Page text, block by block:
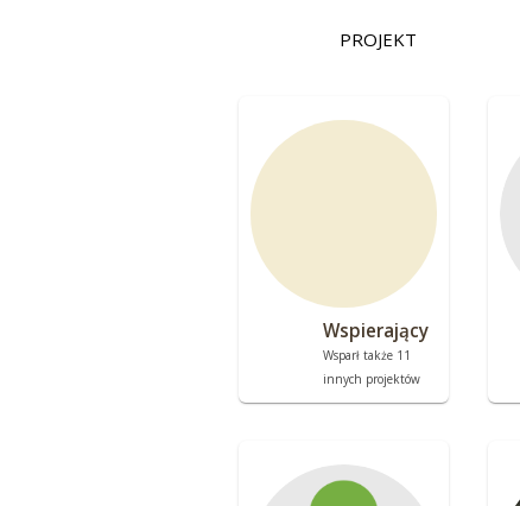
PROJEKT
Wspierający
Wsparł także 11
innych projektów